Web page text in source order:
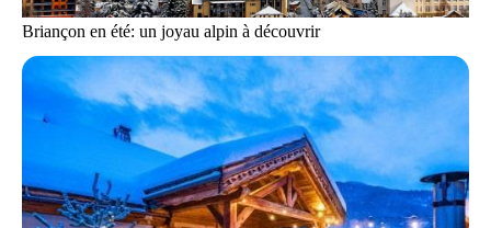
Briançon en été: un joyau alpin à découvrir